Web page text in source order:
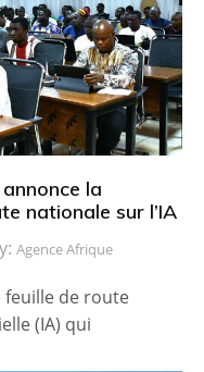
la
nationale sur l’IA
Agence Afrique
feuille de route
(IA) qui